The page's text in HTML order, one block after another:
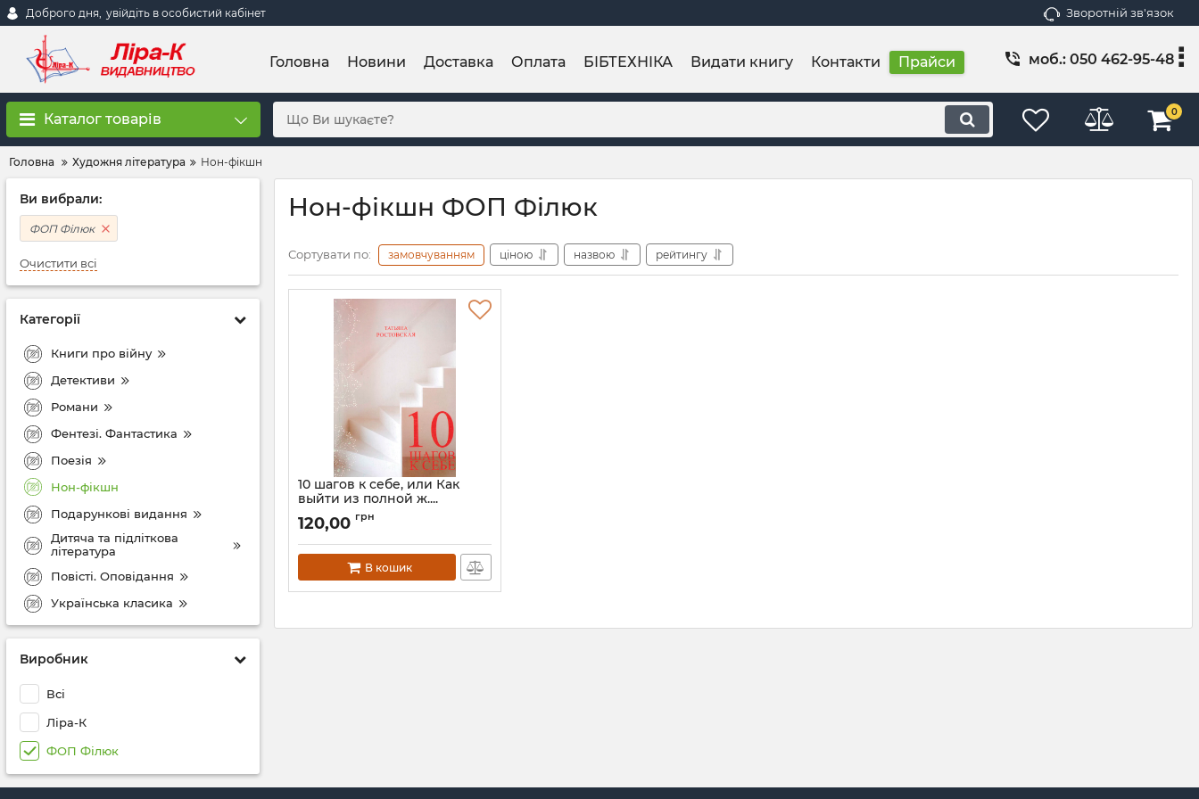
Доброго дня, увійдіть в особистий кабінет Зворотній зв'язок
Головна Новини Доставка Оплата БІБТЕХНІКА Видати книгу Контакти Прайси моб.: 050 462-95-48
Каталог товарів 0
Головна Художня література Нон-фікшн
Ви вибрали:
ФОП Філюк
Очистити всі
Категорії
Книги про війну
Детективи
Романи
Фентезі. Фантастика
Поезія
Нон-фікшн
Подарункові видання
Дитяча та підліткова
література
Повісті. Оповідання
Українська класика
Виробник
Всі
Ліра-К
ФОП Філюк
Нон-фікшн ФОП Філюк
Сортувати по: замовчуванням ціною назвою рейтингу
10 шагов к себе, или Как
выйти из полной ж....
Артикул: Ф00016
120,00 грн
В кошик